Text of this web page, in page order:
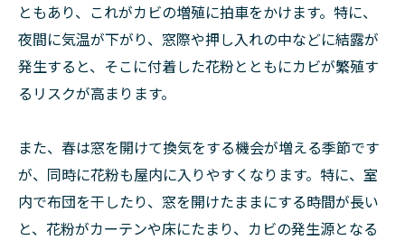
ともあり、これがカビの増殖に拍車をかけます。特に、
夜間に気温が下がり、窓際や押し入れの中などに結露が
発生すると、そこに付着した花粉とともにカビが繁殖す
るリスクが高まります。
また、春は窓を開けて換気をする機会が増える季節です
が、同時に花粉も屋内に入りやすくなります。特に、室
内で布団を干したり、窓を開けたままにする時間が長い
と、花粉がカーテンや床にたまり、カビの発生源となる